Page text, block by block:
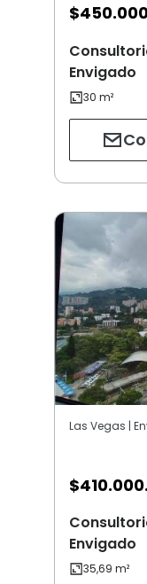
$
Envigado
Las Vegas |
$
Envigado